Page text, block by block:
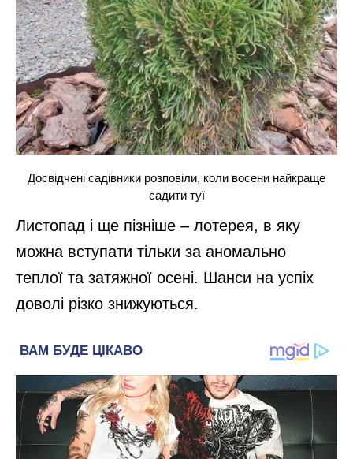
Досвідчені садівники розповіли, коли восени найкраще
садити туї
Листопад і ще пізніше – лотерея, в яку
можна вступати тільки за аномально
теплої та затяжної осені. Шанси на успіх
доволі різко знижуються.